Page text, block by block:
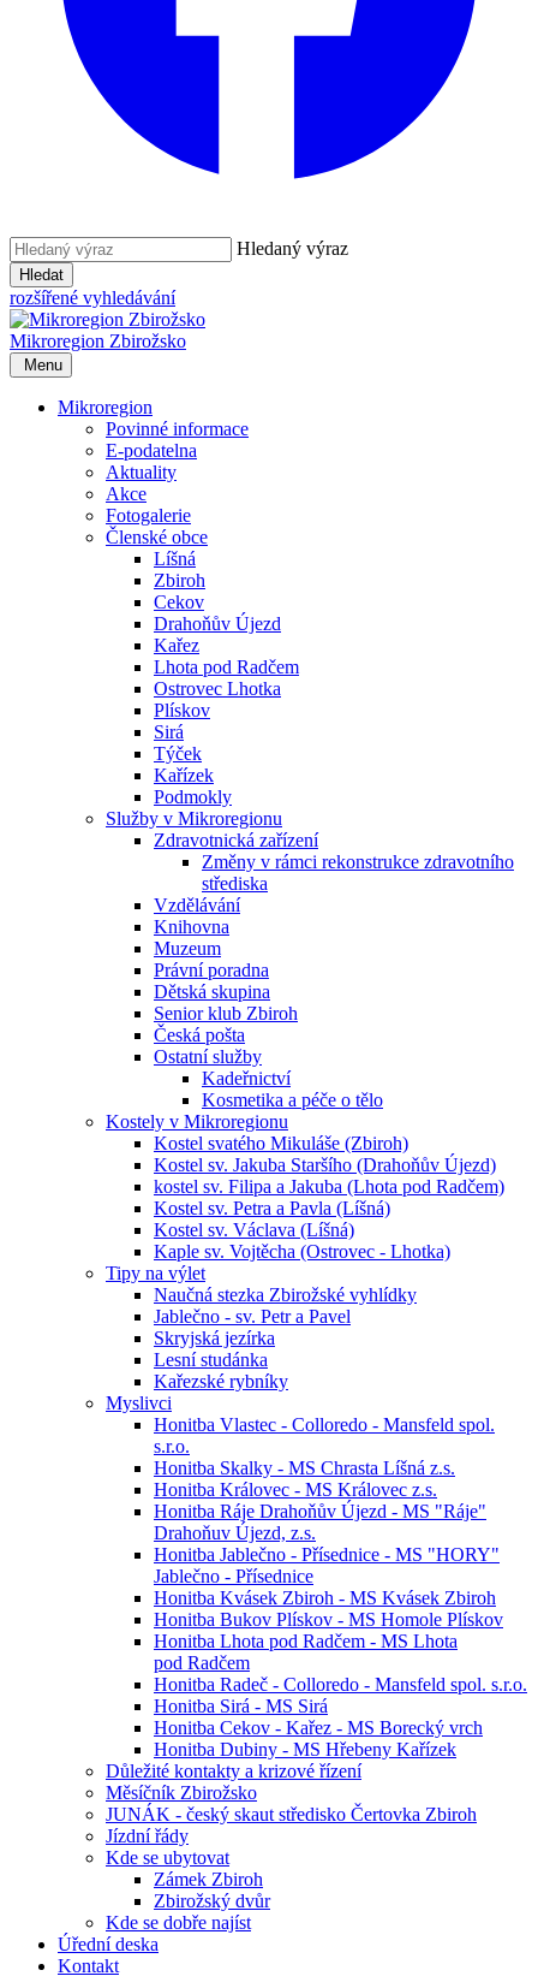
Hledaný výraz
Hledat
rozšířené vyhledávání
Mikroregion Zbirožsko
Menu
Mikroregion
Povinné informace
E-podatelna
Aktuality
Akce
Fotogalerie
Členské obce
Líšná
Zbiroh
Cekov
Drahoňův Újezd
Kařez
Lhota pod Radčem
Ostrovec Lhotka
Plískov
Sirá
Týček
Kařízek
Podmokly
Služby v Mikroregionu
Zdravotnická zařízení
Změny v rámci rekonstrukce zdravotního
střediska
Vzdělávání
Knihovna
Muzeum
Právní poradna
Dětská skupina
Senior klub Zbiroh
Česká pošta
Ostatní služby
Kadeřnictví
Kosmetika a péče o tělo
Kostely v Mikroregionu
Kostel svatého Mikuláše (Zbiroh)
Kostel sv. Jakuba Staršího (Drahoňův Újezd)
kostel sv. Filipa a Jakuba (Lhota pod Radčem)
Kostel sv. Petra a Pavla (Líšná)
Kostel sv. Václava (Líšná)
Kaple sv. Vojtěcha (Ostrovec - Lhotka)
Tipy na výlet
Naučná stezka Zbirožské vyhlídky
Jablečno - sv. Petr a Pavel
Skryjská jezírka
Lesní studánka
Kařezské rybníky
Myslivci
Honitba Vlastec - Colloredo - Mansfeld spol.
s.r.o.
Honitba Skalky - MS Chrasta Líšná z.s.
Honitba Královec - MS Královec z.s.
Honitba Ráje Drahoňův Újezd - MS "Ráje"
Drahoňuv Újezd, z.s.
Honitba Jablečno - Přísednice - MS "HORY"
Jablečno - Přísednice
Honitba Kvásek Zbiroh - MS Kvásek Zbiroh
Honitba Bukov Plískov - MS Homole Plískov
Honitba Lhota pod Radčem - MS Lhota
pod Radčem
Honitba Radeč - Colloredo - Mansfeld spol. s.r.o.
Honitba Sirá - MS Sirá
Honitba Cekov - Kařez - MS Borecký vrch
Honitba Dubiny - MS Hřebeny Kařízek
Důležité kontakty a krizové řízení
Měsíčník Zbirožsko
JUNÁK - český skaut středisko Čertovka Zbiroh
Jízdní řády
Kde se ubytovat
Zámek Zbiroh
Zbirožský dvůr
Kde se dobře najíst
Úřední deska
Kontakt